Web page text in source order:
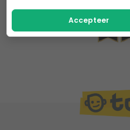
Accepteer